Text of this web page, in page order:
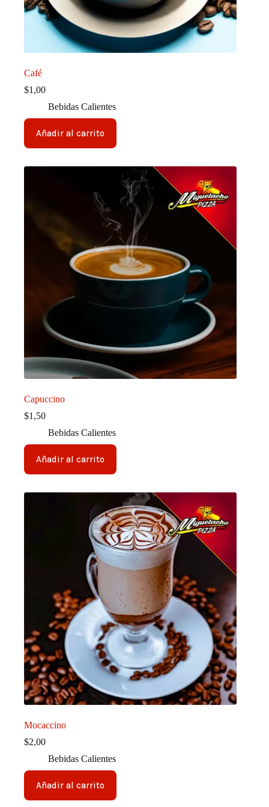
Café
$1,00
Bebidas Calientes
Añadir al carrito
Capuccino
$1,50
Bebidas Calientes
Añadir al carrito
Mocaccino
$2,00
Bebidas Calientes
Añadir al carrito